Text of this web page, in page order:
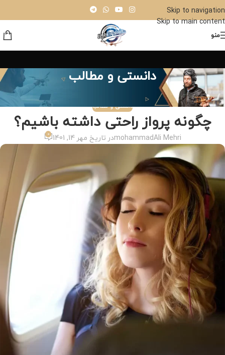
Skip to navigation
Skip to main content
منو
دانستی و مطالب
دانستی و مطالب
چگونه پرواز راحتی داشته باشیم؟
mohammadAli Mehriدر تاریخ مهر 14, 1401 0